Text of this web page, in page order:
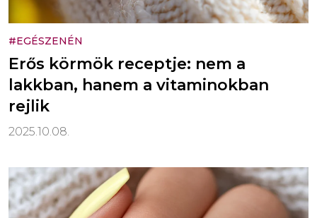
#EGÉSZENÉN
Erős körmök receptje: nem a
lakkban, hanem a vitaminokban
rejlik
2025.10.08.